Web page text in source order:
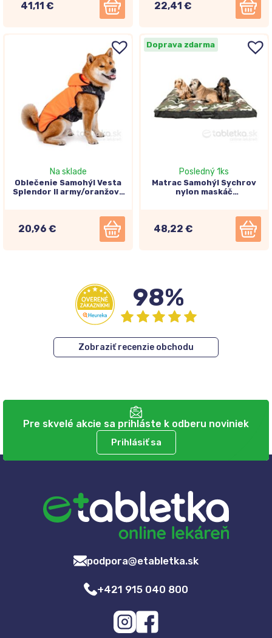
41,11 € 22,41 €
Na sklade
Oblečenie Samohýl Vesta
Splendor ll army/oranžová
20,96 €
Doprava zdarma
Posledný 1ks
Matrac Samohýl Sychrov
nylon maskáč
48,22 €
98%
Zobraziť recenzie obchodu
Pre skvelé akcie sa prihláste k odberu noviniek
Prihlásiť sa
podpora@etabletka.sk
+421 915 040 800